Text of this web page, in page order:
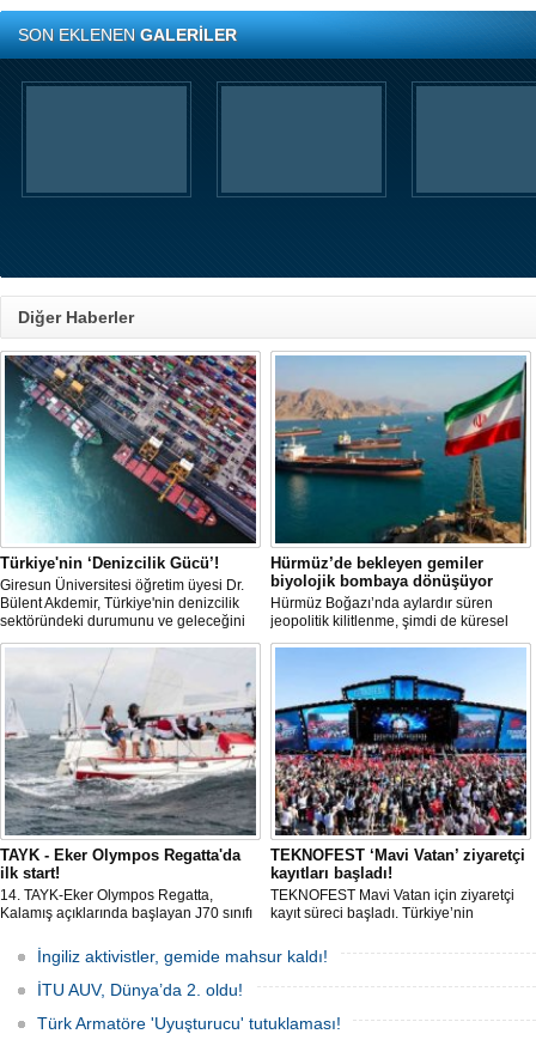
SON EKLENENGALERİLER
Diğer Haberler
Türkiye'nin ‘Denizcilik Gücü’!
Giresun Üniversitesi öğretim üyesi Dr.
Bülent Akdemir, Türkiye'nin denizcilik
sektöründeki durumunu ve geleceğini
değerlendirdi.
Hürmüz’de bekleyen gemiler
biyolojik bombaya dönüşüyor
Hürmüz Boğazı’nda aylardır süren
jeopolitik kilitlenme, şimdi de küresel
ölçekte bir çevre felaketinin kapısını
hareketsiz bekleyen binden fazla gemi,
istilacı deniz canlıları için devasa bir
üreme merkezine dönüşmüş durumda.
TAYK - Eker Olympos Regatta'da
ilk start!
14. TAYK-Eker Olympos Regatta,
Kalamış açıklarında başlayan J70 sınıfı
gün boyunca yelken coşkusuyla
buluşturacak organizasyonun ilk
gününde 9 tekne rüzgârla buluştu.
TEKNOFEST ‘Mavi Vatan’ ziyaretçi
kayıtları başladı!
TEKNOFEST Mavi Vatan için ziyaretçi
kayıt süreci başladı. Türkiye’nin
odaklanan etkinliği, 20-23 Ağustos
tarihleri arasında Gölcük Tersanesi
Komutanlığı’nda gerçekleştirilecek.
İngiliz aktivistler, gemide mahsur kaldı!
İTU AUV, Dünya’da 2. oldu!
Türk Armatöre 'Uyuşturucu' tutuklaması!